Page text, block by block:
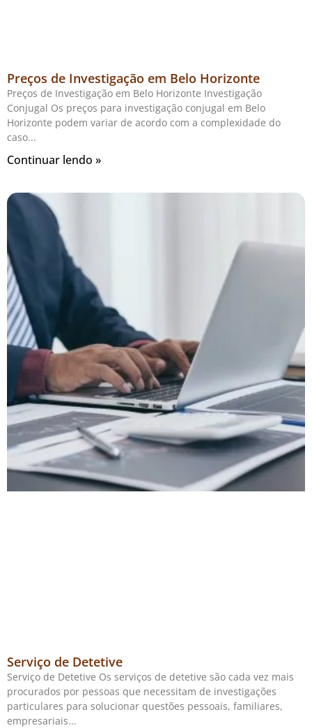
Preços de Investigação em Belo Horizonte
Preços de Investigação em Belo Horizonte Investigação
Conjugal Os preços para investigação conjugal em Belo
Horizonte podem variar de acordo com a complexidade do
caso
Continuar lendo »
Serviço de Detetive
Serviço de Detetive Os serviços de detetive são cada vez mais
procurados por pessoas que necessitam de investigações
particulares para solucionar questões pessoais, familiares,
empresariais